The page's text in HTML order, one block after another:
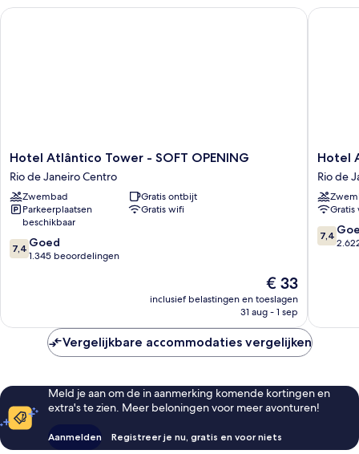
Hotel
Atlântico
Tower
-
SOFT
OPENING
Rio
de
Hotel Atlântico Tower - SOFT OPENING
Rio de Janeiro Centro
Zwembad
Gratis ontbijt
Parkeerplaatsen
beschikbaar
Gratis wifi
7.4
van
7,4 Goed
1.345 beoordelingen
De
prijs
is
€ 33
inclusief belastingen en toeslagen
31 aug - 1 sep
Hotel Atlântico Tower - SOFT OPENING
Hotel
Business
Centro
Rio
de
Janeiro
Hotel
Rio de
Gratis
7.4
van
7,4
Hotel
Vergelijkbare accommodaties vergelijken
Meld je aan om de in aanmerking komende kortingen en
extra's te zien. Meer beloningen voor meer avonturen!
Aanmelden Registreer je nu, gratis en voor niets